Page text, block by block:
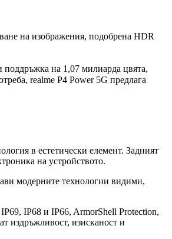
на изображения, подобрена HDR
поддръжка на 1,07 милиарда цвята,
realme P4 Power 5G предлага
в естетически елемент. Задният
на устройството.
модерните технологии видими,
IP68 и IP66, ArmorShell Protection,
издръжливост, изисканост и